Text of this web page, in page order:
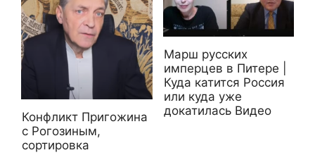
Конфликт Пригожина
с Рогозиным,
сортировка
Марш русских
имперцев в Питере |
Куда катится Россия
или куда уже
докатилась Видео